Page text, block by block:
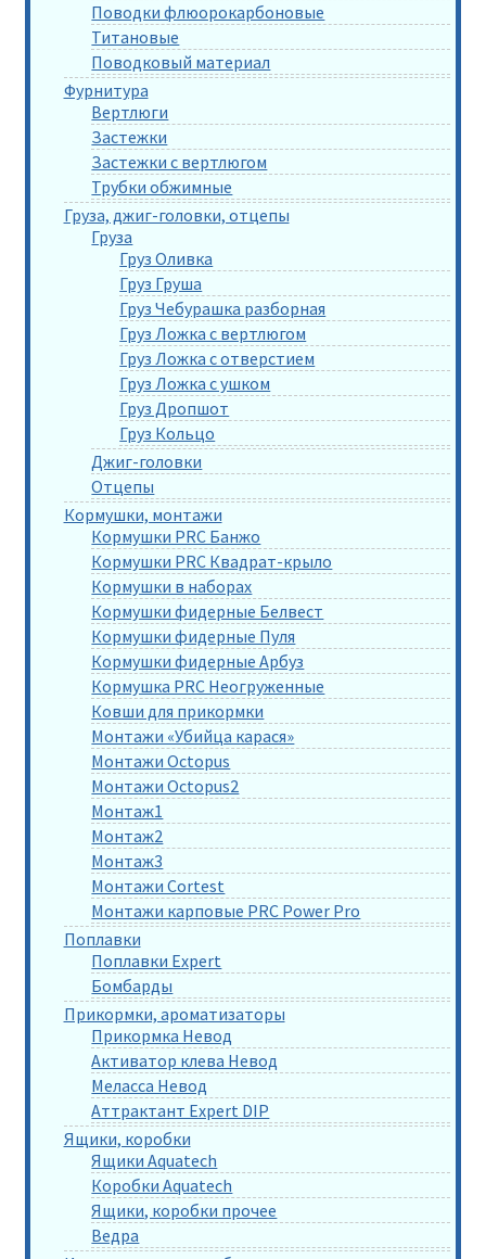
Поводки флюорокарбоновые
Титановые
Поводковый материал
Фурнитура
Вертлюги
Застежки
Застежки с вертлюгом
Трубки обжимные
Груза, джиг-головки, отцепы
Груза
Груз Оливка
Груз Груша
Груз Чебурашка разборная
Груз Ложка с вертлюгом
Груз Ложка с отверстием
Груз Ложка с ушком
Груз Дропшот
Груз Кольцо
Джиг-головки
Отцепы
Кормушки, монтажи
Кормушки PRC Банжо
Кормушки PRC Квадрат-крыло
Кормушки в наборах
Кормушки фидерные Белвест
Кормушки фидерные Пуля
Кормушки фидерные Арбуз
Кормушка PRC Неогруженные
Ковши для прикормки
Монтажи «Убийца карася»
Монтажи Octopus
Монтажи Octopus2
Монтаж1
Монтаж2
Монтаж3
Монтажи Cortest
Монтажи карповые PRC Power Pro
Поплавки
Поплавки Expert
Бомбарды
Прикормки, ароматизаторы
Прикормка Невод
Активатор клева Невод
Меласса Невод
Аттрактант Expert DIP
Ящики, коробки
Ящики Aquatech
Коробки Aquatech
Ящики, коробки прочее
Ведра